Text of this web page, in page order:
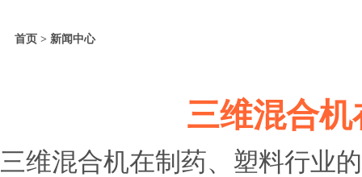
首页 > 新闻中心
三维混合
三维混合机在制药、塑料行业